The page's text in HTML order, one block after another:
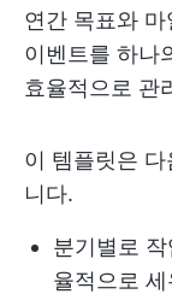
연간 목표와
이벤트를 하나
효율적으로 관
이 템플릿은
니다.
분기별로
율적으로 세